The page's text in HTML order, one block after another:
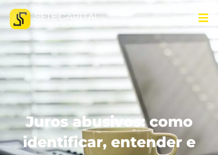
Juros abusivos: como
identificar, entender e